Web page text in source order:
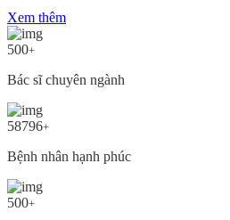
Xem thêm
500+
Bác sĩ chuyên ngành
58796+
Bệnh nhân hạnh phúc
500+